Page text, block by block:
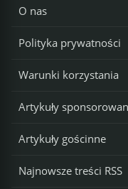
O nas
Polityka prywatności
Warunki korzystania
Artykuły
Artykuły gościnne
Najnowsze treści RSS